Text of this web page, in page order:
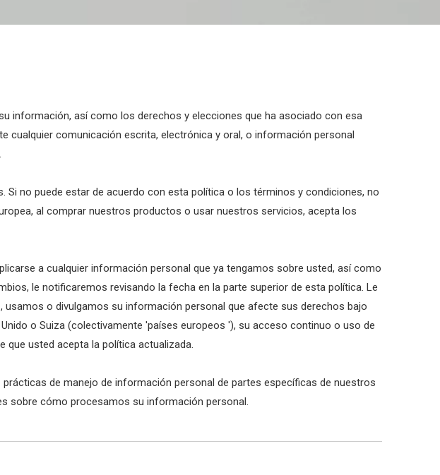
información, así como los derechos y elecciones que ha asociado con esa
cualquier comunicación escrita, electrónica y oral, o información personal
no puede estar de acuerdo con esta política o los términos y condiciones, no
al comprar nuestros productos o usar nuestros servicios, acepta los
a cualquier información personal que ya tengamos sobre usted, así como
le notificaremos revisando la fecha en la parte superior de esta política. Le
o divulgamos su información personal que afecte sus derechos bajo
o Suiza (colectivamente 'países europeos '), su acceso continuo o uso de
usted acepta la política actualizada.
de manejo de información personal de partes específicas de nuestros
sobre cómo procesamos su información personal.